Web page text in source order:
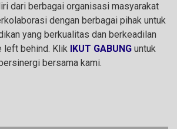
dari berbagai organisasi masyarakat
dengan berbagai pihak untuk
yang berkualitas dan berkeadilan
left behind. Klik IKUT GABUNG untuk
bersama kami.